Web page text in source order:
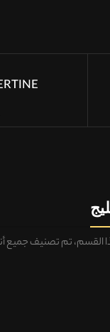
القسم، تم تصنيفجميع